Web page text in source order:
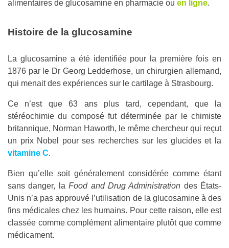
alimentaires de glucosamine en pharmacie ou en ligne.
Histoire de la glucosamine
La glucosamine a été identifiée pour la première fois en
1876 par le Dr Georg Ledderhose, un chirurgien allemand,
qui menait des expériences sur le cartilage à Strasbourg.
Ce n’est que 63 ans plus tard, cependant, que la
stéréochimie du composé fut déterminée par le chimiste
britannique, Norman Haworth, le même chercheur qui reçut
un prix Nobel pour ses recherches sur les glucides et la
vitamine C.
Bien qu’elle soit généralement considérée comme étant
sans danger, laFood and Drug Administration des États-
Unis n’a pas approuvé l’utilisation de la glucosamine à des
fins médicales chez les humains. Pour cette raison, elle est
classée comme complément alimentaire plutôt que comme
médicament.